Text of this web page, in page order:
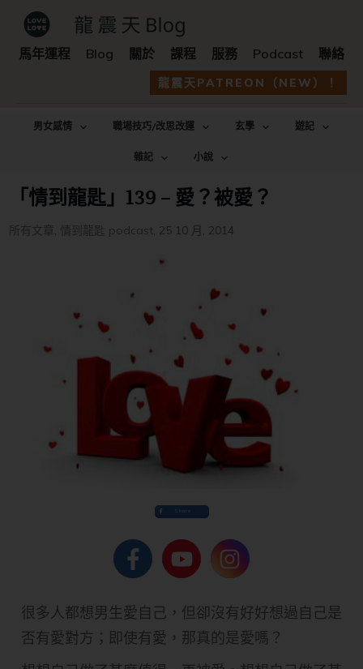
馬年運程 Blog 關於 課程 服務 Podcast 聯絡
龍震天PATREON（NEW）！
男女感情 職場技巧/改思改運 玄學
遊記
雜記
小說
「情到龍匙」139 – 愛？被愛？
所有文章 , 情到龍匙 podcast, 25 10 月, 2014
Share
很多人都想男生愛自己，但卻沒有好好想過自己是
否有愛對方；即使有愛，那真的是愛嗎？